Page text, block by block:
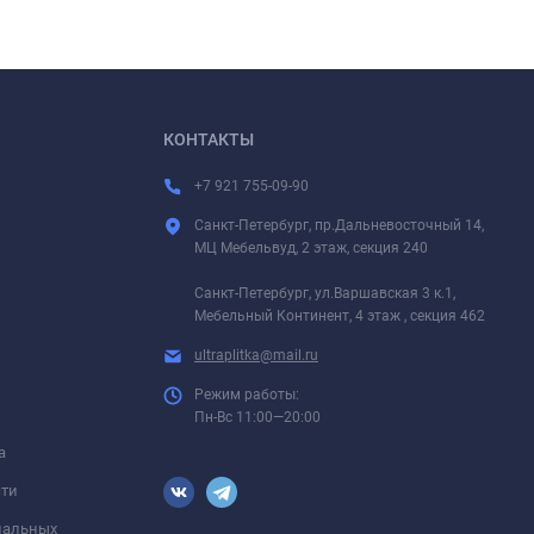
КОНТАКТЫ
+7 921 755-09-90
Санкт-Петербург, пр.Дальневосточный 14,
МЦ Мебельвуд, 2 этаж, секция 240
Санкт-Петербург, ул.Варшавская 3 к.1,
Мебельный Континент, 4 этаж , секция 462
ultraplitka@mail.ru
Режим работы:
Пн-Вс 11:00—20:00